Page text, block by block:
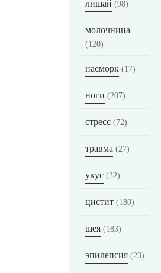
лишай (98)
молочница
(120)
насморк (17)
ноги (207)
стресс (72)
травма (27)
укус (32)
цистит (180)
шея (183)
эпилепсия (23)